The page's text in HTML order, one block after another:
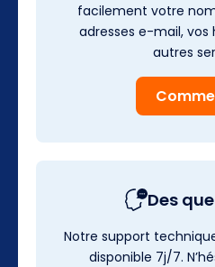
facilement votre
adresses e-mail,
autres
Des
Notre support
disponible 7j/7.